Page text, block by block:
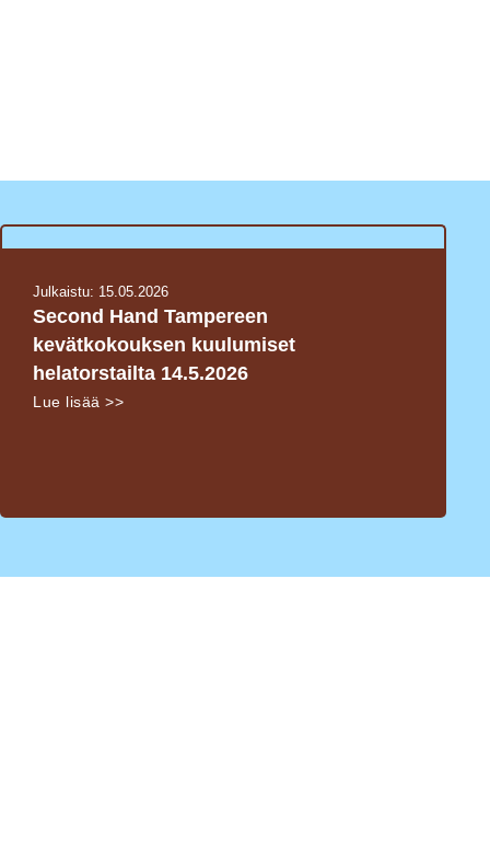
Julkaistu: 15.05.2026
Second Hand Tampereen
kevätkokouksen kuulumiset
helatorstailta 14.5.2026
Lue lisää >>